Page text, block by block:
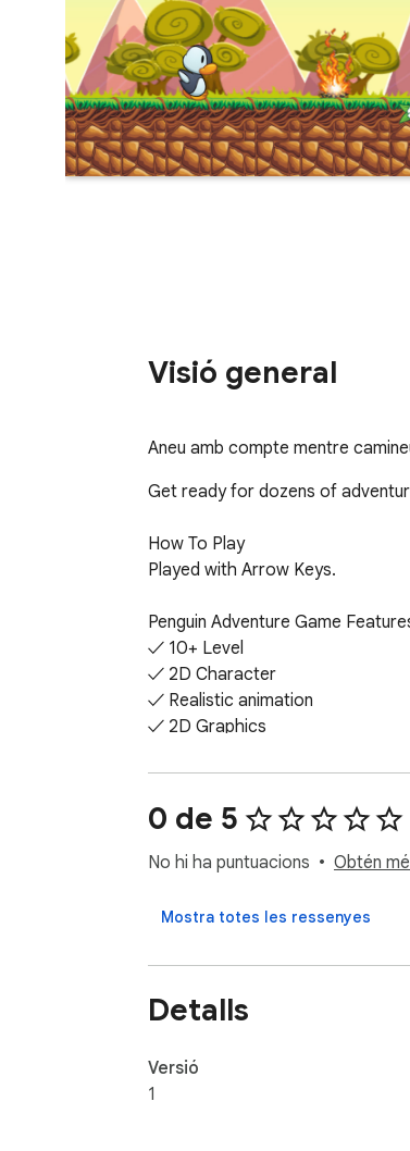
Visió general
Aneu amb compte mentre
Get ready for dozens of
How To Play
Played with Arrow Keys.
Penguin Adventure Game
✓ 10+ Level
✓ 2D Character
✓ Realistic animation
✓ 2D Graphics
Finally, you can enjoy these
Help and Contact
Contact with us at
0 de 5
No hi ha puntuacions Obtén
Mostra totes les ressenyes
Detalls
Versió
1